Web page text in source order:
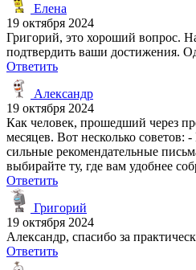
Елена
19 октября 2024
Григорий, это хороший вопрос.
подтвердить ваши достижения.
Ответить
Александр
19 октября 2024
Как человек, прошедший через
месяцев. Вот несколько
сильные рекомендательные
выбирайте ту, где вам удобнее
Ответить
Григорий
19 октября 2024
Александр, спасибо за
Ответить